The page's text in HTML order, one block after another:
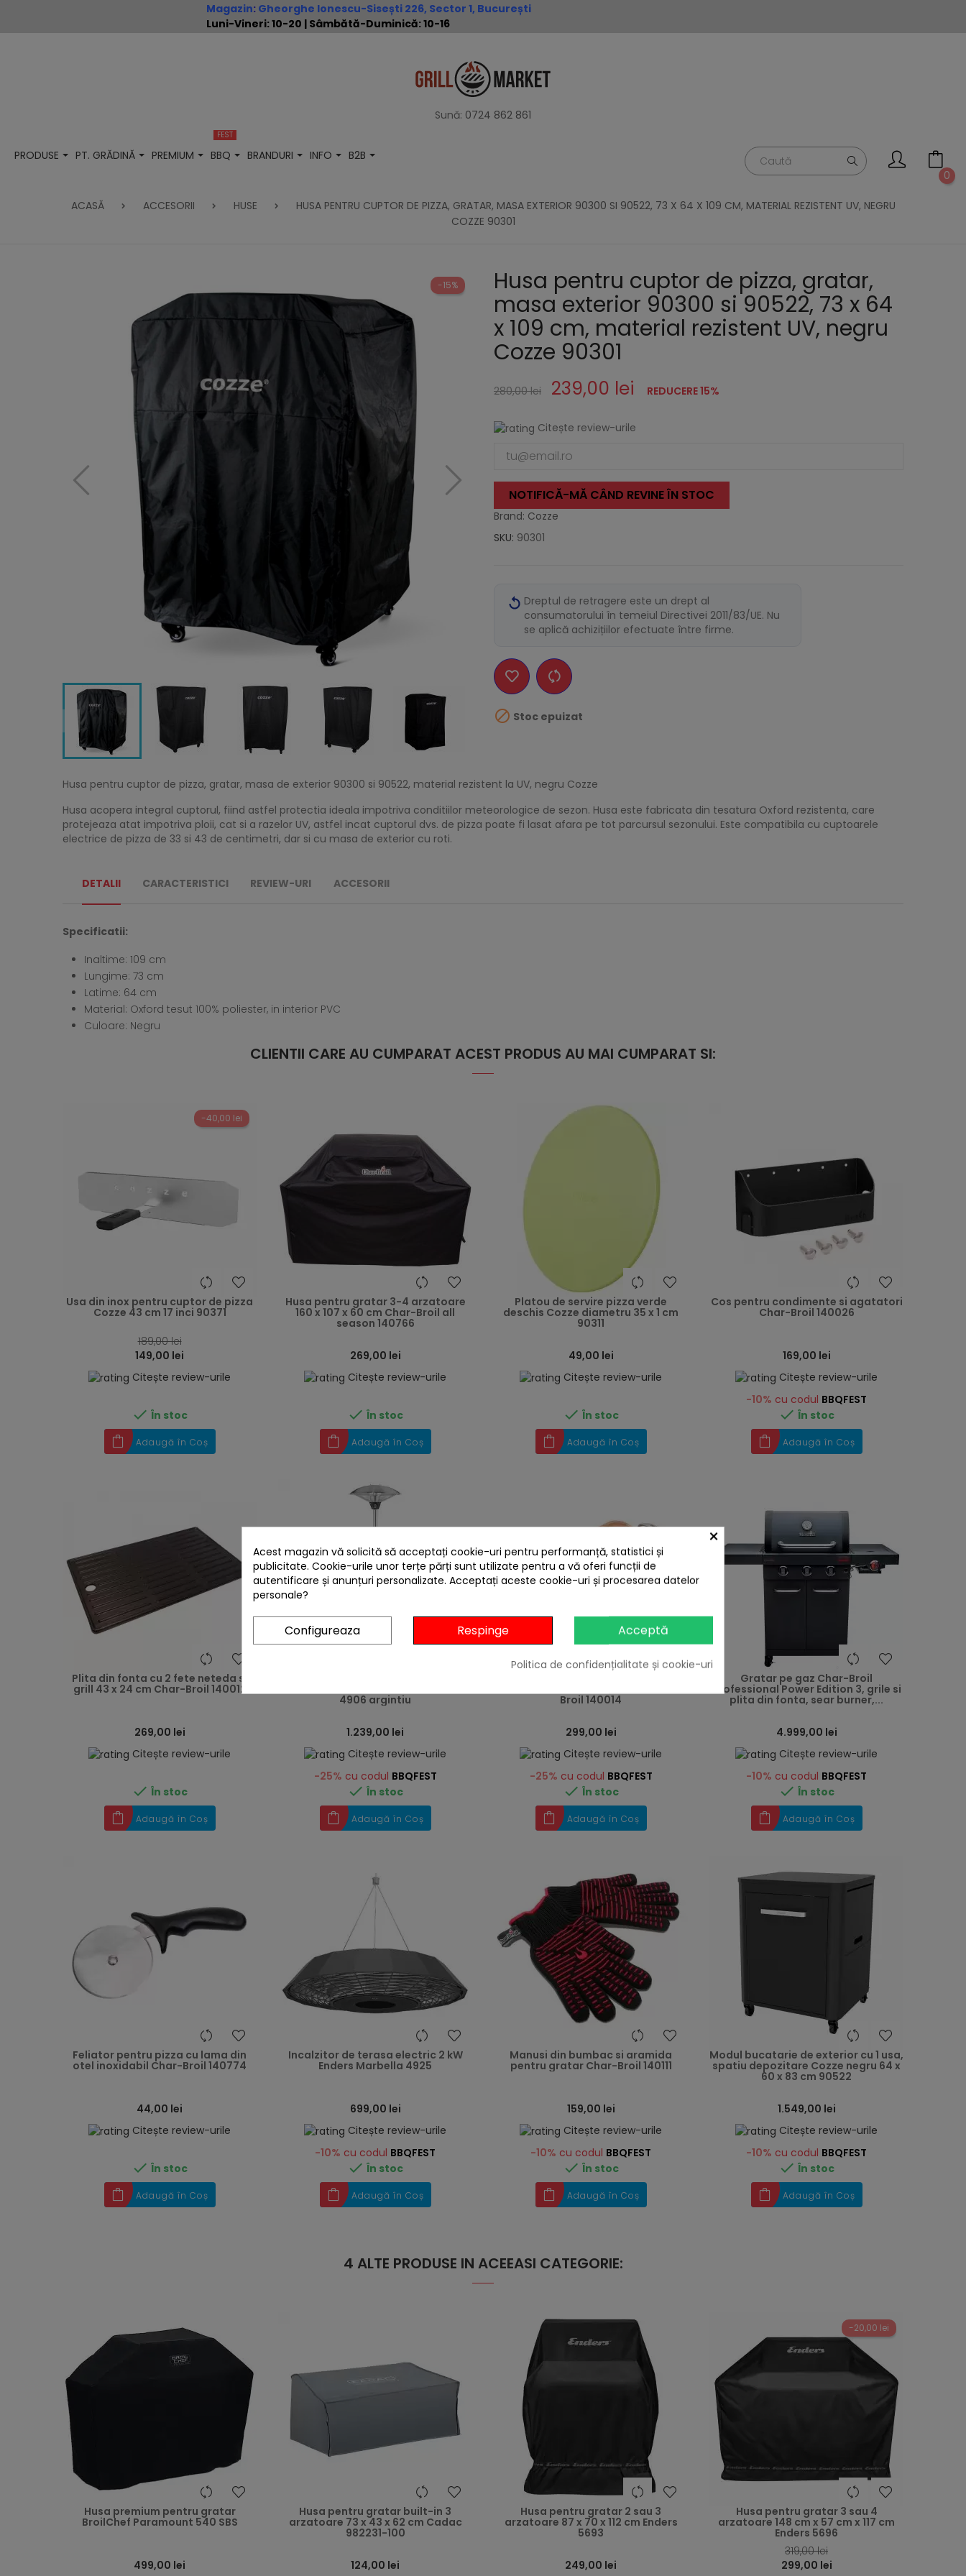
Magazin: Gheorghe Ionescu-Sisești 226, Sector 1, București
Luni-Vineri: 10-20 | Sâmbătă-Duminică: 10-16
Sună: 0724 862 861
PRODUSE PT. GRĂDINĂ PREMIUM BBQ
FEST
BRANDURI INFO
B2B
0
ACASĂ ACCESORII HUSE
HUSA PENTRU CUPTOR DE PIZZA, GRATAR, MASA EXTERIOR 90300 SI 90522, 73 X 64 X 109 CM, MATERIAL REZISTENT UV, NEGRU
COZZE 90301
-15% Husa pentru cuptor de pizza, gratar,
masa exterior 90300 si 90522, 73 x 64
x 109 cm, material rezistent UV, negru
Cozze 90301
280,00 lei 239,00 lei REDUCERE 15%
Citește review-urile
NOTIFICĂ-MĂ CÂND REVINE ÎN STOC
Brand: Cozze
SKU: 90301
Dreptul de retragere este un drept al
consumatorului în temeiul Directivei 2011/83/UE. Nu
se aplică achizițiilor efectuate între firme.
 Stoc epuizat
Husa pentru cuptor de pizza, gratar, masa de exterior 90300 si 90522, material rezistent la UV, negru Cozze
Husa acopera integral cuptorul, fiind astfel protectia ideala impotriva conditiilor meteorologice de sezon. Husa este fabricata din tesatura Oxford rezistenta, care
protejeaza atat impotriva ploii, cat si a razelor UV, astfel incat cuptorul dvs. de pizza poate fi lasat afara pe tot parcursul sezonului. Este compatibila cu cuptoarele
electrice de pizza de 33 si 43 de centimetri, dar si cu masa de exterior cu roti.
DETALII CARACTERISTICI REVIEW-URI ACCESORII
Specificatii:
Inaltime: 109 cm
Lungime: 73 cm
Latime: 64 cm
Material: Oxford tesut 100% poliester, in interior PVC
Culoare: Negru
CLIENTII CARE AU CUMPARAT ACEST PRODUS AU MAI CUMPARAT SI:
-40,00 lei
heart
Usa din inox pentru cuptor de pizza
Cozze 43 cm 17 inci 90371
189,00 lei
149,00 lei
Citește review-urile
 În stoc
Adaugă în Coș
heart
Husa pentru gratar 3-4 arzatoare
160 x 107 x 60 cm Char-Broil all
season 140766
269,00 lei
Citește review-urile
 În stoc
Adaugă în Coș
heart
Platou de servire pizza verde
deschis Cozze diametru 35 x 1 cm
90311
49,00 lei
Citește review-urile
 În stoc
Adaugă în Coș
heart
Cos pentru condimente si agatatori
Char-Broil 140026
169,00 lei
Citește review-urile
-10% cu codul BBQFEST
 În stoc
Adaugă în Coș
heart
Plita din fonta cu 2 fete neteda si
grill 43 x 24 cm Char-Broil 140012
269,00 lei
Citește review-urile
 În stoc
Adaugă în Coș
heart
4906 argintiu
1.239,00 lei
Citește review-urile
-25% cu codul BBQFEST
 În stoc
Adaugă în Coș
heart
Broil 140014
299,00 lei
Citește review-urile
-25% cu codul BBQFEST
 În stoc
Adaugă în Coș
heart
Gratar pe gaz Char-Broil
Professional Power Edition 3, grile si
plita din fonta, sear burner,...
4.999,00 lei
Citește review-urile
-10% cu codul BBQFEST
 În stoc
Adaugă în Coș
heart
Feliator pentru pizza cu lama din
otel inoxidabil Char-Broil 140774
44,00 lei
Citește review-urile
 În stoc
Adaugă în Coș
heart
Incalzitor de terasa electric 2 kW
Enders Marbella 4925
699,00 lei
Citește review-urile
-10% cu codul BBQFEST
 În stoc
Adaugă în Coș
heart
Manusi din bumbac si aramida
pentru gratar Char-Broil 140111
159,00 lei
Citește review-urile
-10% cu codul BBQFEST
 În stoc
Adaugă în Coș
heart
Modul bucatarie de exterior cu 1 usa,
spatiu depozitare Cozze negru 64 x
60 x 83 cm 90522
1.549,00 lei
Citește review-urile
-10% cu codul BBQFEST
 În stoc
Adaugă în Coș
4 ALTE PRODUSE IN ACEEASI CATEGORIE:
heart
Husa premium pentru gratar
BroilChef Paramount 540 SBS
499,00 lei
heart
Husa pentru gratar built-in 3
arzatoare 73 x 43 x 62 cm Cadac
982231-100
124,00 lei
heart
Husa pentru gratar 2 sau 3
arzatoare 87 x 70 x 112 cm Enders
5693
249,00 lei
-20,00 lei
heart
Husa pentru gratar 3 sau 4
arzatoare 148 cm x 57 cm x 117 cm
Enders 5696
319,00 lei
299,00 lei
×
Acest magazin vă solicită să acceptați cookie-uri pentru performanță, statistici și
publicitate. Cookie-urile unor terțe părți sunt utilizate pentru a vă oferi funcții de
autentificare și anunțuri personalizate. Acceptați aceste cookie-uri și procesarea datelor
personale?
Configureaza Respinge Acceptă
Politica de confidențialitate și cookie-uri